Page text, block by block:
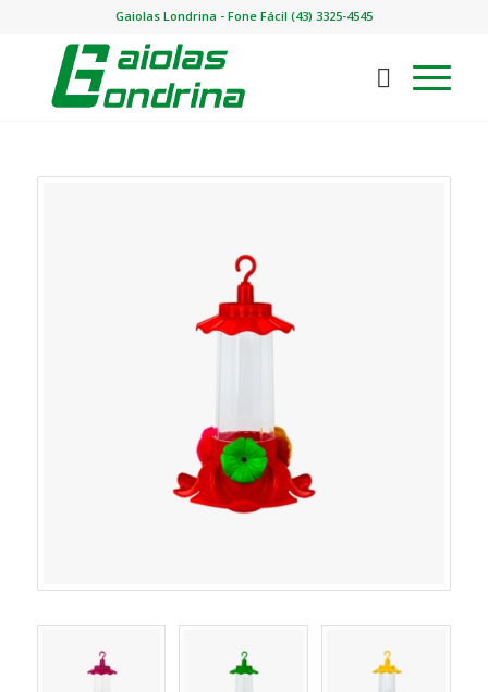
Gaiolas Londrina - Fone Fácil (43) 3325-4545